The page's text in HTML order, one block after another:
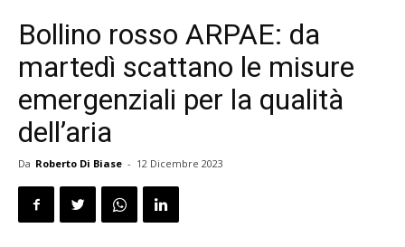
Bollino rosso ARPAE: da
martedì scattano le misure
emergenziali per la qualità
dell’aria
Da Roberto Di Biase - 12 Dicembre 2023